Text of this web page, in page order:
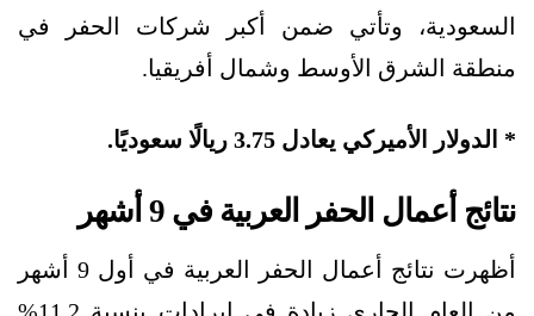
السعودية، وتأتي ضمن أكبر شركات الحفر في
منطقة الشرق الأوسط وشمال أفريقيا.
* الدولار الأميركي يعادل 3.75 ريالًا سعوديًا.
نتائج أعمال الحفر العربية في 9 أشهر
أظهرت نتائج أعمال الحفر العربية في أول 9 أشهر
من العام الجاري زيادة في إيرادات بنسبة 11.2%